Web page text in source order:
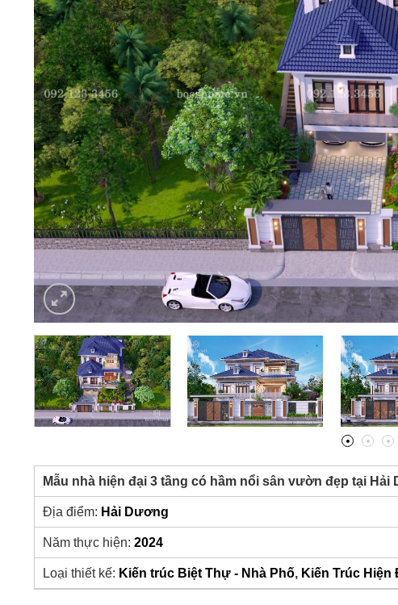
Mẫu nhà hiện đại 3 tầng có hầm nổi sân vườn đẹp tại Hải
Địa điểm: Hải Dương
Năm thực hiện: 2024
Loại thiết kế: Kiến trúc Biệt Thự - Nhà Phố, Kiến Trúc Hiện